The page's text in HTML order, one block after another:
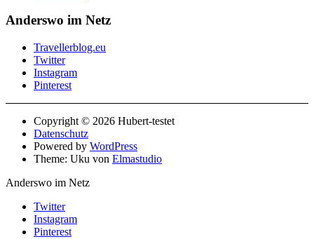
Anderswo im Netz
Travellerblog.eu
Twitter
Instagram
Pinterest
Copyright © 2026 Hubert-testet
Datenschutz
Powered by WordPress
Theme: Uku von Elmastudio
Anderswo im Netz
Twitter
Instagram
Pinterest